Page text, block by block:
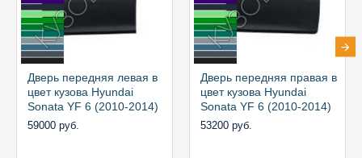
Дверь передняя левая в
цвет кузова Hyundai
Sonata YF 6 (2010-2014)
59000 руб.
Дверь передняя правая в
цвет кузова Hyundai
Sonata YF 6 (2010-2014)
53200 руб.